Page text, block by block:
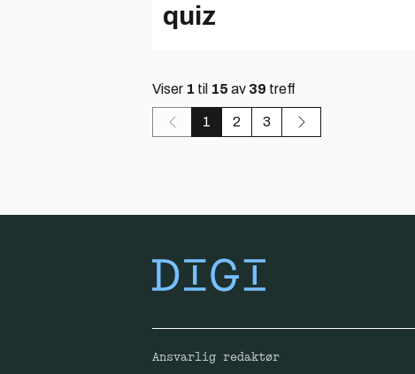
quiz
Viser 1 til 15 av 39 treff
1 2 3
Ansvarlig redaktør